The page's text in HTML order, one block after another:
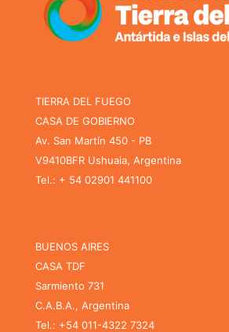
TIERRA DEL FUEGO
CASA DE GOBIERNO
Av. San Martín 450 - PB
V9410BFR Ushuaia, Argentina
Tel.: + 54 02901 441100
BUENOS AIRES
CASA TDF
Sarmiento 731
C.A.B.A., Argentina
Tel.: +54 011-4322 7324